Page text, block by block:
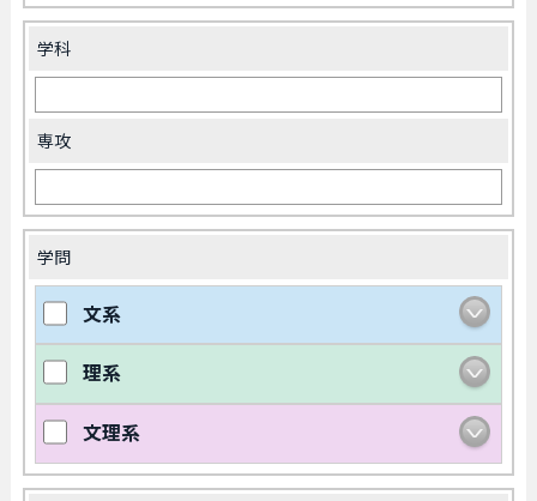
学科
専攻
学問
文系
理系
文理系